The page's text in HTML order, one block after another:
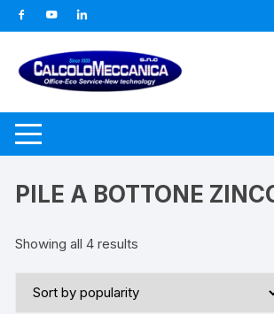
al
contenuto
PILE A BOTTONE
Showing all 4 results